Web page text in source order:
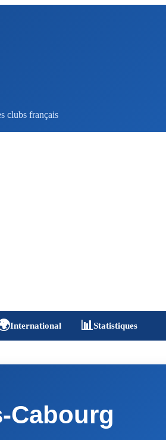
clubs français
International 📊Statistiques
Cabourg